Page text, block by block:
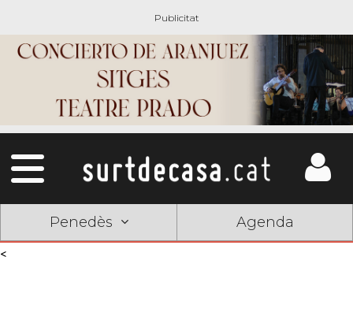
Penedès
Agenda
<